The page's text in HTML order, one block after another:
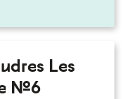
Les
n°6